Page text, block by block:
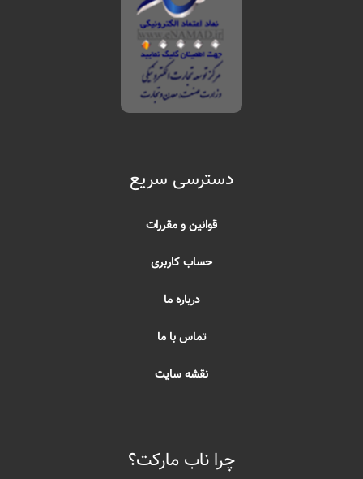
دسترسی سریع
قوانین و مقررات
حساب کاربری
درباره ما
تماس با ما
نقشه سایت
چرا ناب مارکت؟